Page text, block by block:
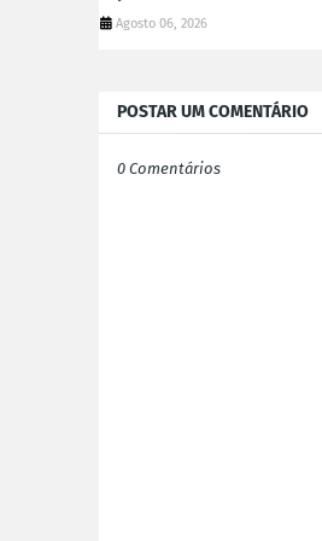
Agosto 06, 2026
POSTAR UM COMENTÁRIO
0 Comentários